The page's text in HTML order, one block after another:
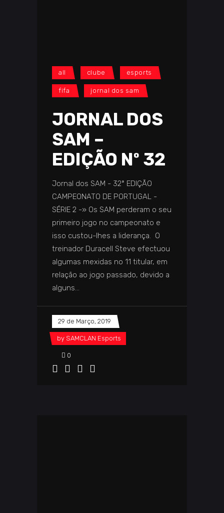
all clube esports
fifa jornal dos sam
JORNAL DOS
SAM –
EDIÇÃO Nº 32
Jornal dos SAM - 32ª EDIÇÃO
CAMPEONATO DE PORTUGAL -
SÉRIE 2 -» Os SAM perderam o seu
primeiro jogo no campeonato e
isso custou-lhes a liderança. O
treinador Duracell Steve efectuou
algumas mexidas no 11 titular, em
relação ao jogo passado, devido a
alguns
29 de Março, 2019
by SAMCLAN Esports
0